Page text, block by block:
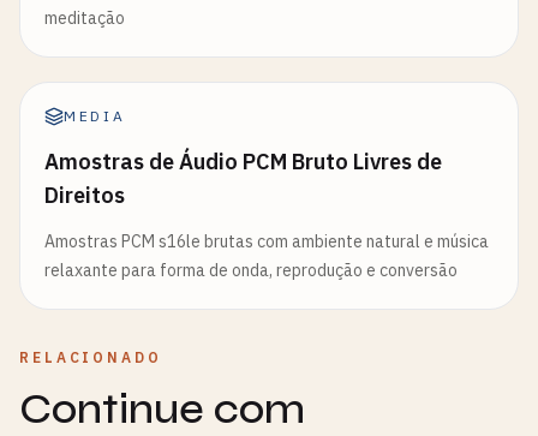
meditação
MEDIA
Amostras de Áudio PCM Bruto Livres de
Direitos
Amostras PCM s16le brutas com ambiente natural e música
relaxante para forma de onda, reprodução e conversão
RELACIONADO
Continue com